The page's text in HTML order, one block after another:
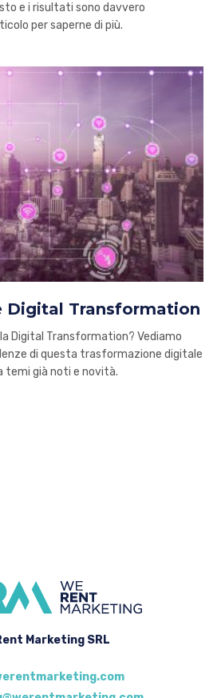
e i risultati sono davvero
per saperne di più.
Digital Transformation
Digital Transformation? Vediamo
di questa trasformazione digitale
temi già noti e novità.
Marketing SRL